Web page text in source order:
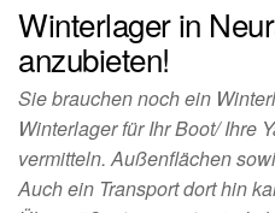
Winterlager in
anzubieten!
Sie brauchen noch ein
Winterlager für Ihr Boot/ Ihre
vermitteln. Außenflächen
Auch ein Transport dort hin